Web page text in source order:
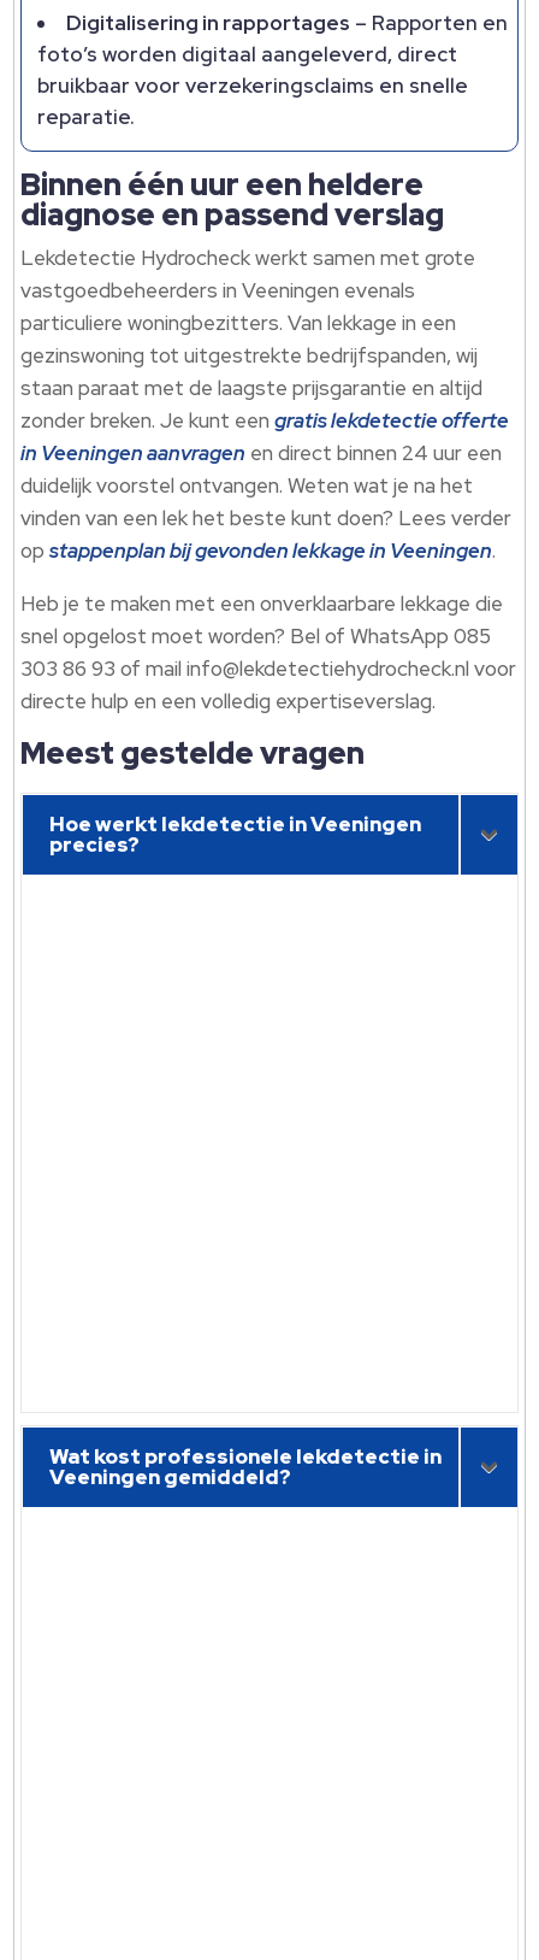
Digitalisering in rapportages – Rapporten en
foto’s worden digitaal aangeleverd, direct
bruikbaar voor verzekeringsclaims en snelle
reparatie.
Binnen één uur een heldere
diagnose en passend verslag
Lekdetectie Hydrocheck werkt samen met grote
vastgoedbeheerders in Veeningen evenals
particuliere woningbezitters. Van lekkage in een
gezinswoning tot uitgestrekte bedrijfspanden, wij
staan paraat met de laagste prijsgarantie en altijd
zonder breken. Je kunt eengratis lekdetectie offerte
in Veeningen aanvragen en direct binnen 24 uur een
duidelijk voorstel ontvangen. Weten wat je na het
vinden van een lek het beste kunt doen? Lees verder
opstappenplan bij gevonden lekkage in Veeningen.
Heb je te maken met een onverklaarbare lekkage die
snel opgelost moet worden? Bel of WhatsApp 085
303 86 93 of mail info@lekdetectiehydrocheck.nl voor
directe hulp en een volledig expertiseverslag.
Meest gestelde vragen
Hoe werkt lekdetectie in Veeningen
precies?
Wat kost professionele lekdetectie in
Veeningen gemiddeld?